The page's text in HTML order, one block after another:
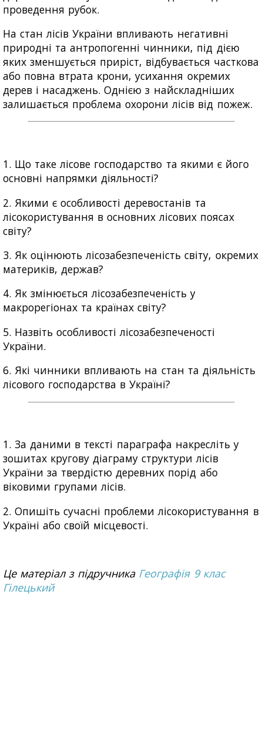
проведення рубок.
На стан лісів України впливають негативні
природні та антропогенні чинники, під дією
яких зменшується приріст, відбувається часткова
або повна втрата крони, усихання окремих
дерев і насаджень. Однією з найскладніших
залишається проблема охорони лісів від пожеж.
1. Що таке лісове господарство та якими є його
основні напрямки діяльності?
2. Якими є особливості деревостанів та
лісокористування в основних лісових поясах
світу?
3. Як оцінюють лісозабезпеченість світу, окремих
материків, держав?
4. Як змінюється лісозабезпеченість у
макрорегіонах та країнах світу?
5. Назвіть особливості лісозабезпеченості
України.
6. Які чинники впливають на стан та діяльність
лісового господарства в Україні?
1. За даними в тексті параграфа накресліть у
зошитах кругову діаграму структури лісів
України за твердістю деревних порід або
віковими групами лісів.
2. Опишіть сучасні проблеми лісокористування в
Україні або своїй місцевості.
Це матеріал з підручника Географія 9 клас
Гілецький